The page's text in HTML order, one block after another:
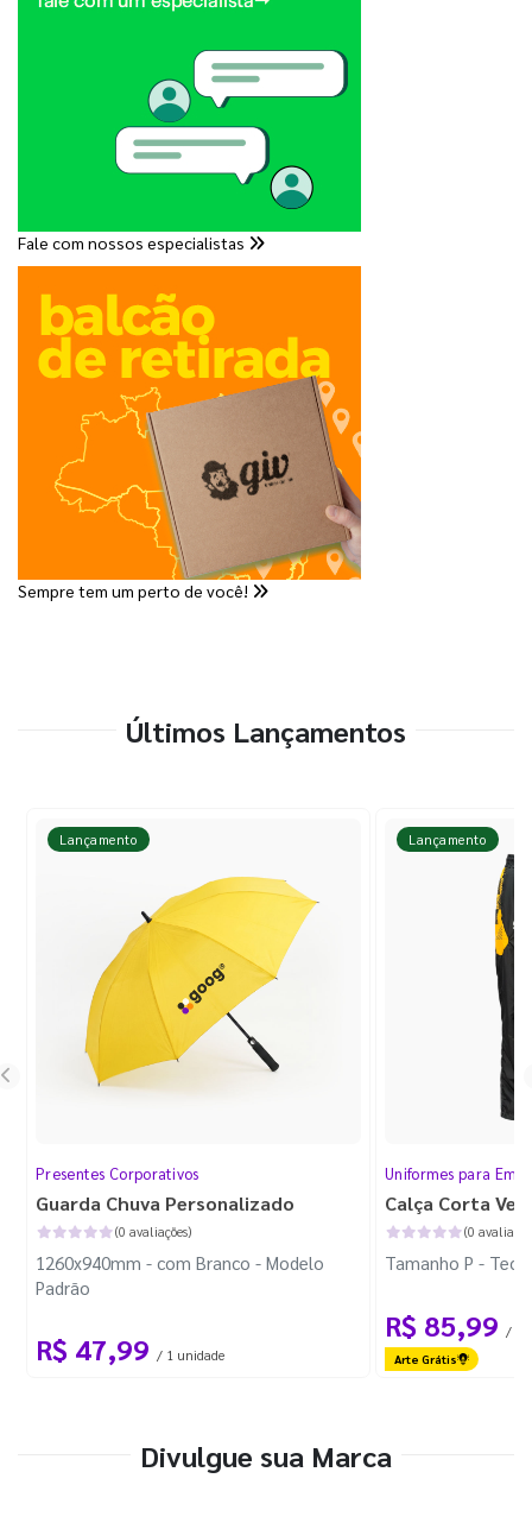
Fale com nossos especialistas
Sempre tem um perto de você!
Últimos Lançamentos
Lançamento
Presentes Corporativos
Guarda Chuva Personalizado
(0 avaliações)
1260x940mm - com Branco - Modelo
Padrão
R$ 47,99 / 1 unidade
Lançamento
Uniformes para
Calça Corta
(0
Tamanho P -
R$ 85,99 / 1
Arte Grátis
Divulgue sua Marca